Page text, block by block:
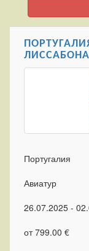
ЛИССАБОНА
Португалия
Авиатур
26.07.2025 -
от 799.00 €